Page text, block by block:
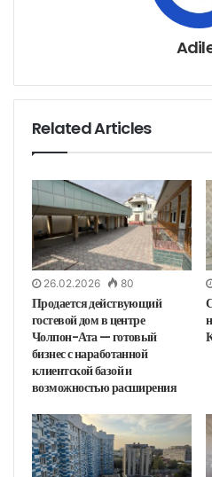
о
т
Related Articles
26.02.2026 80
Продается действующий
гостевой дом в центре
Чолпон-Ата — готовый
бизнес с наработанной
клиентской базой и
возможностью расширения